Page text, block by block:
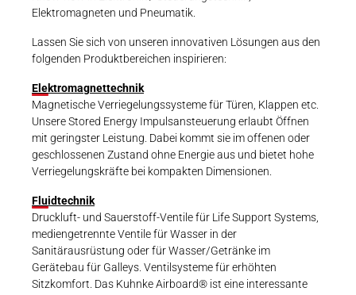
Elektromagneten und Pneumatik.
Lassen Sie sich von unseren innovativen Lösungen aus den
folgenden Produktbereichen inspirieren:
Elektromagnettechnik
Magnetische Verriegelungssysteme für Türen, Klappen etc.
Unsere Stored Energy Impulsansteuerung erlaubt Öffnen
mit geringster Leistung. Dabei kommt sie im offenen oder
geschlossenen Zustand ohne Energie aus und bietet hohe
Verriegelungskräfte bei kompakten Dimensionen.
Fluidtechnik
Druckluft- und Sauerstoff-Ventile für Life Support Systems,
mediengetrennte Ventile für Wasser in der
Sanitärausrüstung oder für Wasser/Getränke im
Gerätebau für Galleys. Ventilsysteme für erhöhten
Sitzkomfort. Das Kuhnke Airboard® ist eine interessante